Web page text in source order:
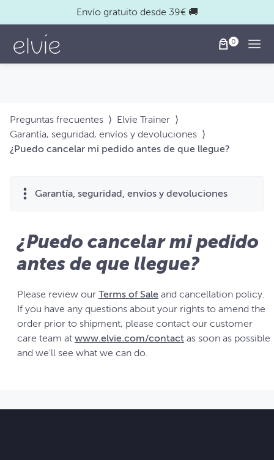
Envío gratuito desde 39€ 🚚
Preguntas frecuentes ⟩ Elvie Trainer ⟩
Garantía, seguridad, envíos y devoluciones ⟩
¿Puedo cancelar mi pedido antes de que llegue?
Garantía, seguridad, envíos y devoluciones
¿Puedo cancelar mi pedido
antes de que llegue?
Please review our Terms of Sale and cancellation policy.
If you have any questions about your rights to amend the
order prior to shipment, please contact our customer
care team at www.elvie.com/contact as soon as possible
and we'll see what we can do.